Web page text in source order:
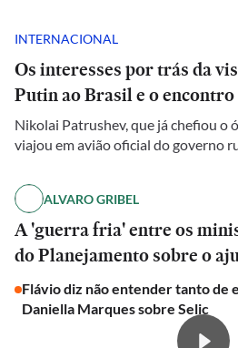
INTERNACIONAL
Os interesses por trás da
Putin ao Brasil e o
Nikolai Patrushev, que já chefiou o
viajou em avião oficial do governo
ALVARO GRIBEL
A 'guerra fria' entre os
do Planejamento sobre o
Flávio diz não entender tanto de
Daniella Marques sobre Selic